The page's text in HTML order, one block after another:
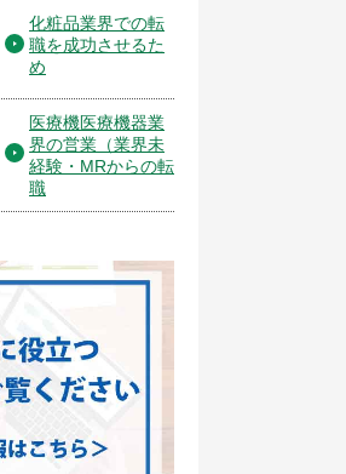
化粧品業界での転
職を成功させるた
め
医療機医療機器業
界の営業（業界未
経験・MRからの転
職